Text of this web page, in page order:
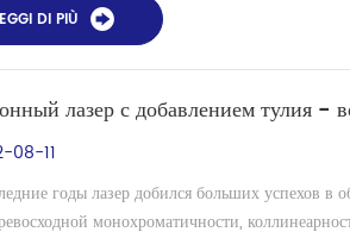
DI PIÙ
лазер с добавлением тулия -
08-11
годы лазер добился больших успехов в
монохроматичности,